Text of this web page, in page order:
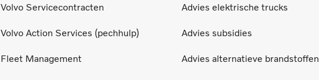
Volvo Servicecontracten
Volvo Action Services (pechhulp)
Fleet Management
Advies elektrische trucks
Advies subsidies
Advies alternatieve brandstoffen